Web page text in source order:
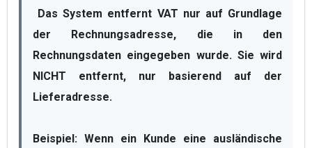
der Rechnungsadresse, die in den
Rechnungsdaten eingegeben wurde. Sie wird
NICHT entfernt, nur basierend auf der
Lieferadresse.
Beispiel: Wenn ein Kunde eine ausländische